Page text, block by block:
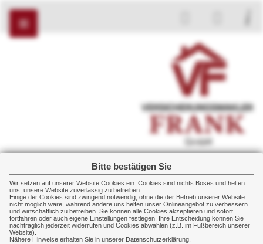
Bitte bestätigen Sie
Wir setzen auf unserer Website Cookies ein. Cookies sind nichts Böses und helfen
uns, unsere Website zuverlässig zu betreiben.
Einige der Cookies sind zwingend notwendig, ohne die der Betrieb unserer Website
nicht möglich wäre, während andere uns helfen unser Onlineangebot zu verbessern
und wirtschaftlich zu betreiben. Sie können alle Cookies akzeptieren und sofort
fortfahren oder auch eigene Einstellungen festlegen. Ihre Entscheidung können Sie
nachträglich jederzeit widerrufen und Cookies abwählen (z.B. im Fußbereich unserer
Website).
Nähere Hinweise erhalten Sie in unserer Datenschutzerklärung.
Versicherungsmakler Frank GmbH
Heurichstr. 31
98630 Römhild
+49 36948 20720
+49 36948 20721